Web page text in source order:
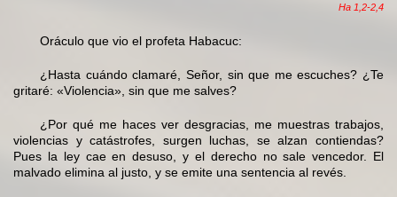
Ha 1,2-2,4
Oráculo que vio el profeta Habacuc:
¿Hasta cuándo clamaré, Señor, sin que me escuches? ¿Te
gritaré: «Violencia», sin que me salves?
¿Por qué me haces ver desgracias, me muestras trabajos,
violencias y catástrofes, surgen luchas, se alzan contiendas?
Pues la ley cae en desuso, y el derecho no sale vencedor. El
malvado elimina al justo, y se emite una sentencia al revés.